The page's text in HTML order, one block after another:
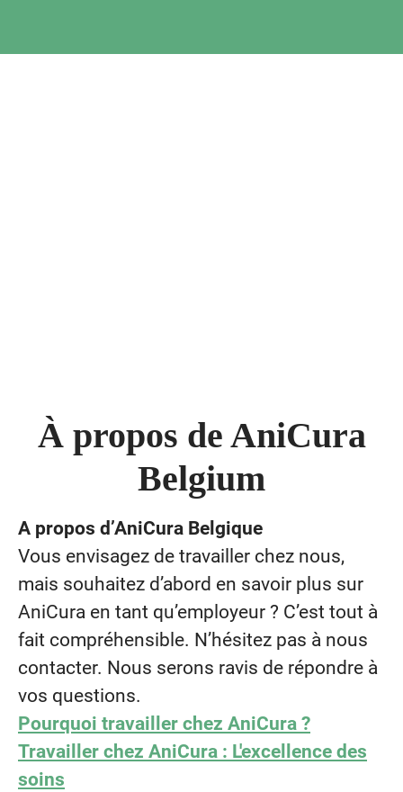
À propos de AniCura
Belgium
A propos d’AniCura Belgique
Vous envisagez de travailler chez nous,
mais souhaitez d’abord en savoir plus sur
AniCura en tant qu’employeur ? C’est tout à
fait compréhensible. N’hésitez pas à nous
contacter. Nous serons ravis de répondre à
vos questions.
Pourquoi travailler chez AniCura ?
Travailler chez AniCura : L'excellence des
soins